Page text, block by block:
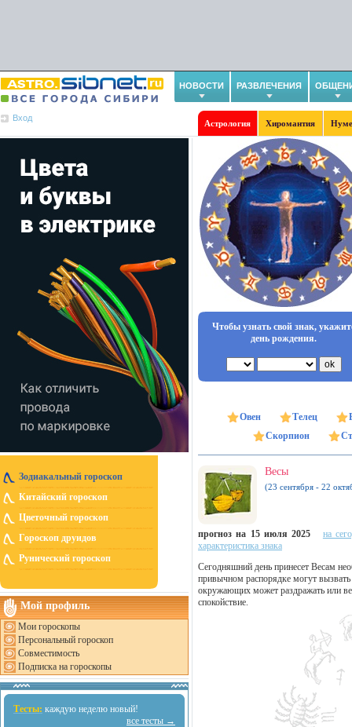
НОВОСТИ РАЗВЛЕЧЕНИЯ
Вход
Астрология Хиромантия
Зодиакальный гороскоп
Китайский гороскоп
Цветочный гороскоп
Гороскоп друидов
Рунический гороскоп
Мой профиль
Мои гороскопы
Персональный гороскоп
Совместимость
Подписка на гороскопы
Тесты: каждую неделю новый!
все тесты →
Чтобы узнать свой знак,
день рождения.
Овен Телец
Скорпион
Весы
(23 сентября - 22
прогноз на 15 июля 2025
на
характеристика знака
Сегодняшний день принесет Весам
привычном распорядке могут
окружающих может раздражать или
спокойствие.